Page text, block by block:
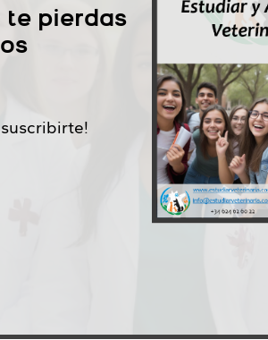
te pierdas